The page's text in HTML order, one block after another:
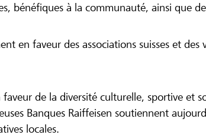
bénéfiques à la communauté, ainsi que
en faveur des associations suisses et des
de la diversité culturelle, sportive et
Banques Raiffeisen soutiennent
locales.